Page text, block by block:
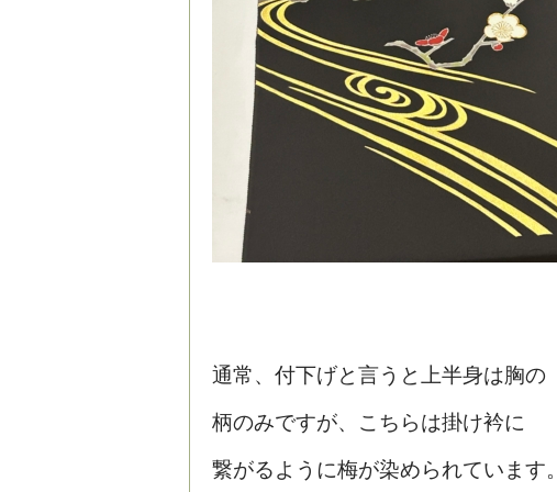
通常、付下げと言うと上半身は胸の
柄のみですが、こちらは掛け衿に
繋がるように梅が染められています。